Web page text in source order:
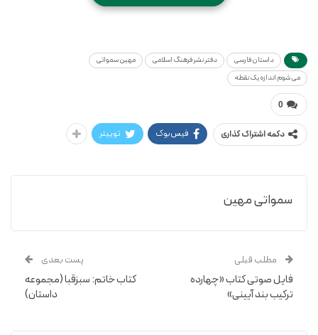
می شوم اندازه یک نقطه داستان فارسی دفتر نشر فرهنگ اسلامی
مهین سمواتی
می شوم اندازه یک نقطه
0
دکمه اشتراک گذاری فیس‌بوک توییتر
سمواتی مهین
مطلب قبلی
فایل صوتی کتاب «چهارده
ترکیب بند آیینی»
پست بعدی
کتاب خاتم: سبزقبا (مجموعه
داستان)